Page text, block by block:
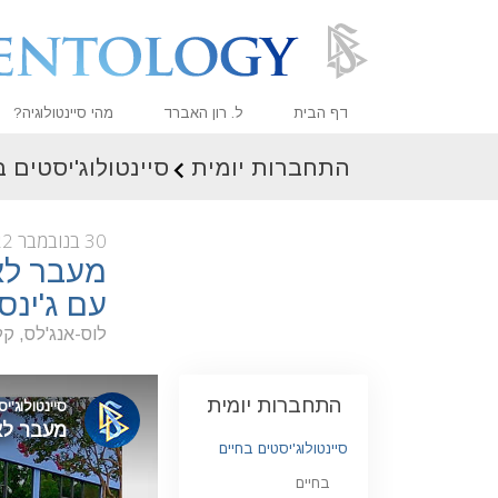
דף הבית ל. רון האברד מהי סיינטולוגיה?
אמונות ועיסוק
מה סיינטולוגים
פגוש סיינטולוג
בתוך ארגון
העקרונות
מבוא לדיאנטיקה
אהבה ושנאה –
מהי גדוּלה?
התחברות יומית סיינטולוג'יסטים
30 בנובמבר 2022
מעבר
עם
לוס-אנג'לס,
התחברות יומית
סיינטולוג'יסטים בחיים
בחיים